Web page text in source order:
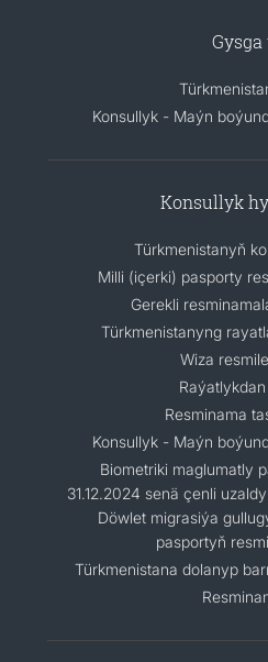
Gysga
Konsullyk - Maýn
Konsullyk
Türkmenistanyň
Milli (içerki) pasporty
Gerekli
Türkmenistanyng
Wiza
Resminama
Konsullyk - Maýn
Biometriki maglumatly
31.12.2024 senä çenli
Döwlet migrasiýa
pasportyň
Türkmenistana dolanyp